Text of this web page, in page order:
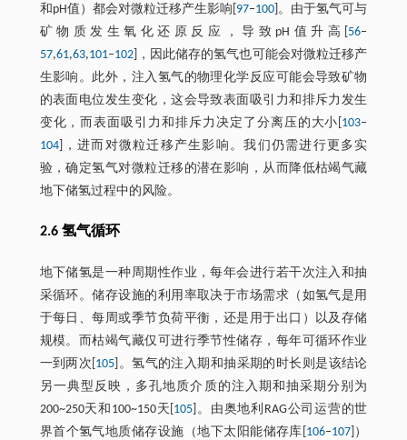
和pH值）都会对微粒迁移产生影响[ 97‒100 ]。由于氢气可与
矿物质发生氧化还原反应，导致pH值升高[ 56‒
57,61,63,101‒102]，因此储存的氢气也可能会对微粒迁移产
生影响。此外，注入氢气的物理化学反应可能会导致矿物
的表面电位发生变化，这会导致表面吸引力和排斥力发生
变化，而表面吸引力和排斥力决定了分离压的大小[ 103‒
104]，进而对微粒迁移产生影响。我们仍需进行更多实
验，确定氢气对微粒迁移的潜在影响，从而降低枯竭气藏
地下储氢过程中的风险。
2.6 氢气循环
地下储氢是一种周期性作业，每年会进行若干次注入和抽
采循环。储存设施的利用率取决于市场需求（如氢气是用
于每日、每周或季节负荷平衡，还是用于出口）以及存储
规模。而枯竭气藏仅可进行季节性储存，每年可循环作业
一到两次[ 105 ]。氢气的注入期和抽采期的时长则是该结论
另一典型反映，多孔地质介质的注入期和抽采期分别为
200~250天和100~150天[ 105 ]。由奥地利RAG公司运营的世
界首个氢气地质储存设施（地下太阳能储存库[ 106‒107]）